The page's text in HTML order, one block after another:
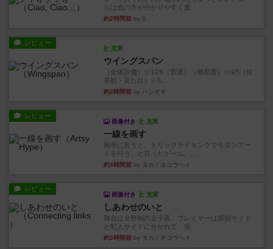
ルは他の方が分かりやすく書...
約2時間前 by S
レビュー
充実
ウイングスパン
（全体評価）☆10/6（普通）（難易度）☆4/5（世
界観・見た目）☆5...
約2時間前 by ハシオキ
レビュー
画像付き 充実
一線を画す
簡単に言うと、トリックテイキングでモダンアー
トを行う、と言ったゲーム。...
約3時間前 by タカミネコウヘイ
レビュー
画像付き 充実
しあわせのいと
舞台は全寮制の女子高。プレイヤーは探偵サイド
と犯人サイドに分かれて、探...
約3時間前 by タカミネコウヘイ